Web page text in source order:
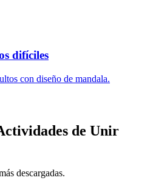
difíciles
con diseño de mandala.
de Unir
descargadas.